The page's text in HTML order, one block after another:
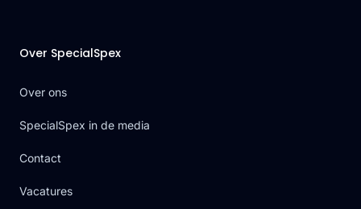
Over SpecialSpex
Over ons
SpecialSpex in de media
Contact
Vacatures